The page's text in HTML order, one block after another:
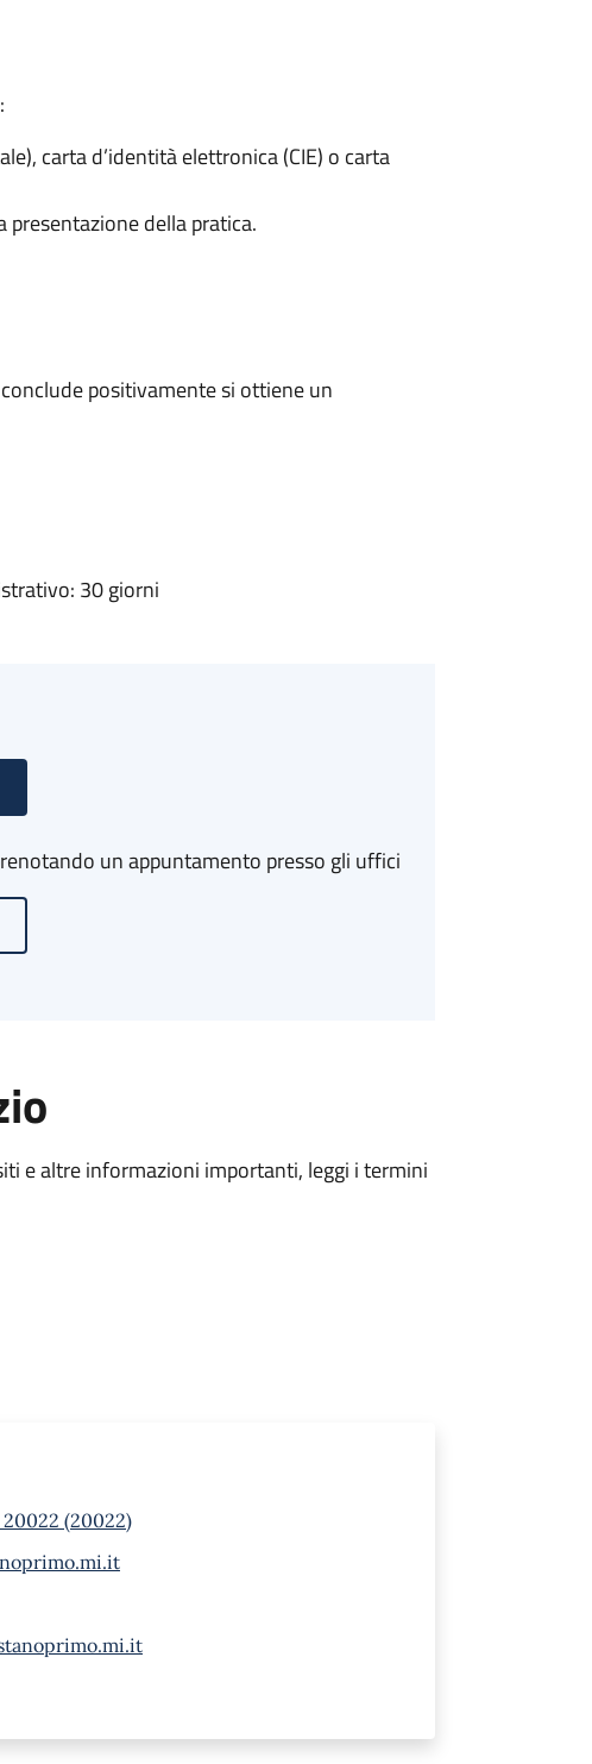
carta d’identità elettronica (CIE) o carta
della pratica.
positivamente si ottiene un
30 giorni
un appuntamento presso gli uffici
e altre informazioni importanti, leggi i termini
(20022)